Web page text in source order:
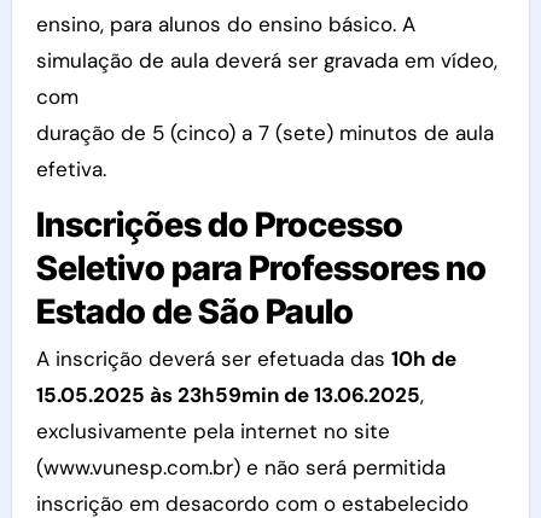
ensino, para alunos do ensino básico. A
simulação de aula deverá ser gravada em vídeo,
com
duração de 5 (cinco) a 7 (sete) minutos de aula
efetiva.
Inscrições do Processo
Seletivo para Professores no
Estado de São Paulo
A inscrição deverá ser efetuada das 10h de
15.05.2025 às 23h59min de 13.06.2025,
exclusivamente pela internet no site
(www.vunesp.com.br) e não será permitida
inscrição em desacordo com o estabelecido